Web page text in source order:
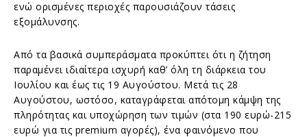
ενώ ορισμένες περιοχές παρουσιάζουν τάσεις
εξομάλυνσης.
Από τα βασικά συμπεράσματα προκύπτει ότι η ζήτηση
παραμένει ιδιαίτερα ισχυρή καθ’ όλη τη διάρκεια του
Ιουλίου και έως τις 19 Αυγούστου. Μετά τις 28
Αυγούστου, ωστόσο, καταγράφεται απότομη κάμψη της
πληρότητας και υποχώρηση των τιμών (στα 190 ευρώ-215
ευρώ για τις premium αγορές), ένα φαινόμενο που